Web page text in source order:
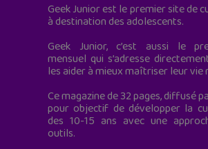
Geek Junior est le premier site de
à destination des adolescents.
Geek Junior, c’est aussi le
mensuel qui s’adresse
les aider à mieux maîtriser leur vie
Ce magazine de 32 pages, diffusé
pour objectif de développer la
des 10-15 ans avec une
outils.